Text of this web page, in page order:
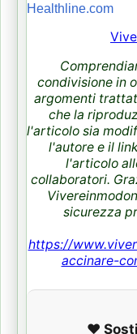
Healthline.com
condivisione in
argomenti
che la
l'articolo sia
l'autore e il
l'articolo
collaboratori.
sicurezza
https://
accinare-
❤️